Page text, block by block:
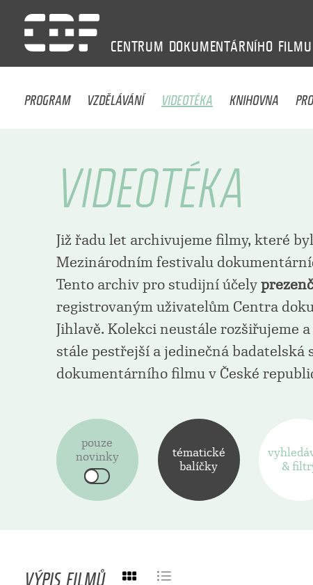
CENTRUM DOKUMENTÁRNÍHO FILMU
PROGRAM VZDĚLÁVÁNÍ VIDEOTÉKA KNIHOVNA
VIDEOTÉKA
Již řadu let archivujeme filmy, které
Mezinárodním festivalu
Tento archiv pro studijní účely
registrovaným uživatelům Centra
Jihlavě. Kolekci neustále rozšiřujeme
stále pestřejší a jedinečná badatelská
dokumentárního filmu v České
pouze
novinky
tématické
balíčky
&
VÝPIS FILMŮ